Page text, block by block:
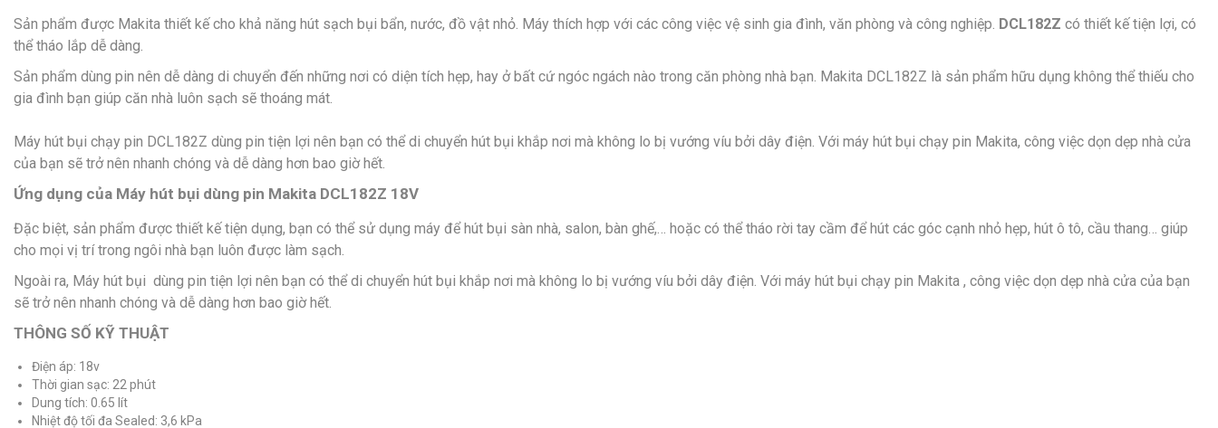
Sản phẩm được Makita thiết kế cho khả năng hút sạch bụi bẩn, nước, đồ vật nhỏ. Máy thích hợp với các công việc vệ sinh gia đình, văn phòng và công nghiệp. DCL182Z có thiết kế tiện lợi, có
thể tháo lắp dễ dàng.
Sản phẩm dùng pin nên dễ dàng di chuyển đến những nơi có diện tích hẹp, hay ở bất cứ ngóc ngách nào trong căn phòng nhà bạn. Makita DCL182Z là sản phẩm hữu dụng không thể thiếu cho
gia đình bạn giúp căn nhà luôn sạch sẽ thoáng mát.
Máy hút bụi chạy pin DCL182Z dùng pin tiện lợi nên bạn có thể di chuyển hút bụi khắp nơi mà không lo bị vướng víu bởi dây điện. Với máy hút bụi chạy pin Makita, công việc dọn dẹp nhà cửa
của bạn sẽ trở nên nhanh chóng và dễ dàng hơn bao giờ hết.
Ứng dụng của Máy hút bụi dùng pin Makita DCL182Z 18V
Đặc biệt, sản phẩm được thiết kế tiện dụng, bạn có thể sử dụng máy để hút bụi sàn nhà, salon, bàn ghế,… hoặc có thể tháo rời tay cầm để hút các góc cạnh nhỏ hẹp, hút ô tô, cầu thang…​ giúp
cho mọi vị trí trong ngôi nhà bạn luôn được làm sạch.
Ngoài ra, Máy hút bụi dùng pin tiện lợi nên bạn có thể di chuyển hút bụi khắp nơi mà không lo bị vướng víu bởi dây điện. Với máy hút bụi chạy pin Makita , công việc dọn dẹp nhà cửa của bạn
sẽ trở nên nhanh chóng và dễ dàng hơn bao giờ hết.
THÔNG SỐ KỸ THUẬT
Điện áp: 18v
Thời gian sạc: 22 phút
Dung tích: 0.65 lít
Nhiệt độ tối đa Sealed: 3,6 kPa